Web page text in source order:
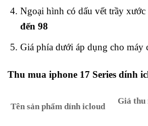
Ngoại hình có dấu vết trầy xước
đến 98
Giá phía dưới áp dụng cho máy
Thu mua iphone 17 Series dính
Tên sản phẩm dính icloud
Giá thu